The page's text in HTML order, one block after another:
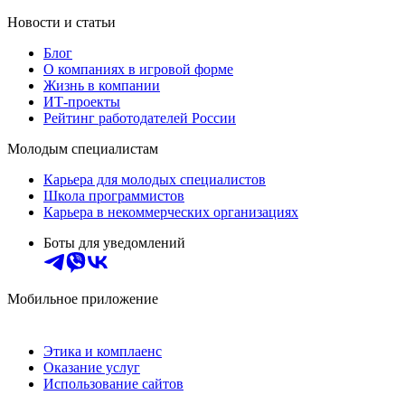
Новости и статьи
Блог
О компаниях в игровой форме
Жизнь в компании
ИТ-проекты
Рейтинг работодателей России
Молодым специалистам
Карьера для молодых специалистов
Школа программистов
Карьера в некоммерческих организациях
Боты для уведомлений
Мобильное приложение
Этика и комплаенс
Оказание услуг
Использование сайтов